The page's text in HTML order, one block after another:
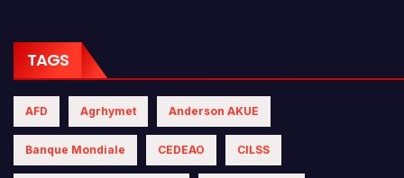
TAGS
AFD Agrhymet Anderson AKUE
Banque Mondiale CEDEAO CILSS